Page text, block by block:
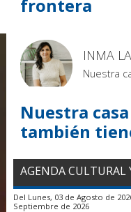
frontera
INMA
Nuestra
Nuestra
también
AGENDA CULTURAL
Del Lunes, 03 de Agosto de
Septiembre de 2026